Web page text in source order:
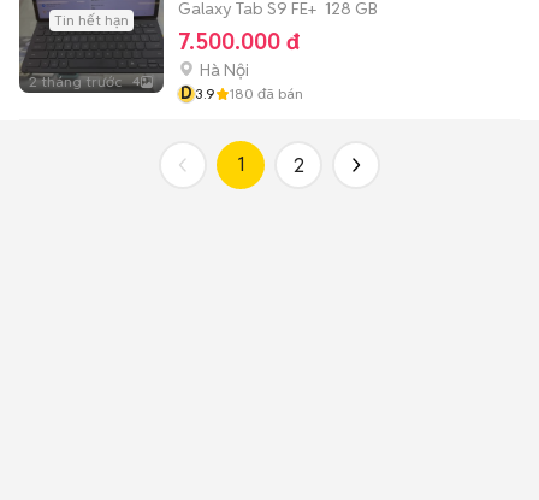
Tin hết hạn
2 tháng trước 4
Galaxy Tab S9 FE+ 128 GB
7.500.000 đ
Hà Nội
D3.9 180 đã bán
1 2